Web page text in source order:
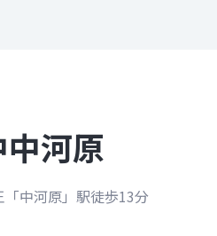
河原
「中河原」駅徒歩13分